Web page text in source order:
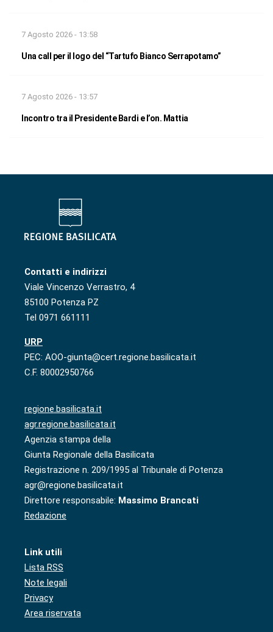
7 Agosto 2026 - 13:58
Una call per il logo del “Tartufo Bianco Serrapotamo”
7 Agosto 2026 - 13:57
Incontro tra il Presidente Bardi e l’on. Mattia
Contatti e indirizzi
Viale Vincenzo Verrastro, 4
85100 Potenza PZ
Tel 0971 661111
URP
PEC: AOO-giunta@cert.regione.basilicata.it
C.F. 80002950766
regione.basilicata.it
agr.regione.basilicata.it
Agenzia stampa della
Giunta Regionale della Basilicata
Registrazione n. 209/1995 al Tribunale di Potenza
agr@regione.basilicata.it
Direttore responsabile: Massimo Brancati
Redazione
Link utili
Lista RSS
Note legali
Privacy
Area riservata